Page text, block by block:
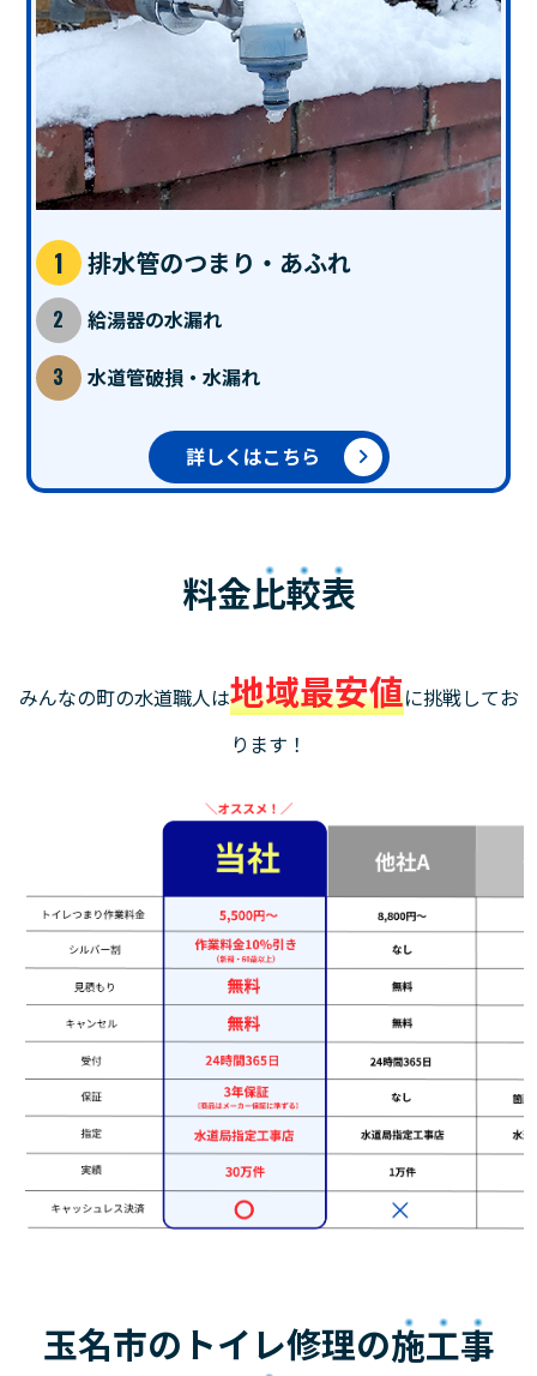
排水管のつまり・あふれ
給湯器の水漏れ
水道管破損・水漏れ
詳しくはこちら
料金比較表
みんなの町の水道職人は地域最安値に挑戦してお
ります！
玉名市のトイレ修理の施工事